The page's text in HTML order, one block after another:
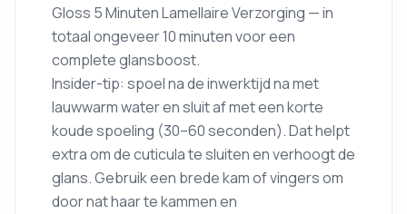
Gloss 5 Minuten Lamellaire Verzorging — in
totaal ongeveer 10 minuten voor een
complete glansboost.
Insider-tip: spoel na de inwerktijd na met
lauwwarm water en sluit af met een korte
koude spoeling (30–60 seconden). Dat helpt
extra om de cuticula te sluiten en verhoogt de
glans. Gebruik een brede kam of vingers om
door nat haar te kammen en